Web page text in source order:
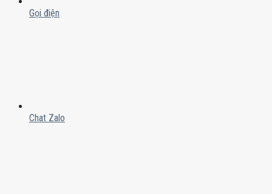
Gọi điện
Chat Zalo